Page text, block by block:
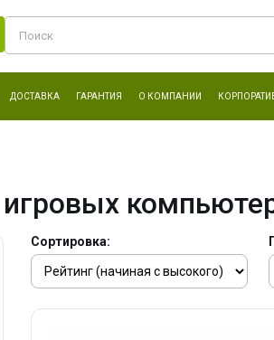
ДОСТАВКА ГАРАНТИЯ О КОМПАНИИ
Сортировка: